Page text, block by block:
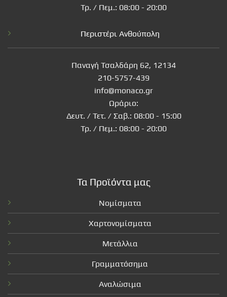
Τρ. / Πεμ.: 08:00 - 20:00
Περιστέρι Ανθούπολη
Παναγή Τσαλδάρη 62, 12134
210-5757-439
info@monaco.gr
Ωράριο:
Δευτ. / Τετ. / Σαβ.: 08:00 - 15:00
Τρ. / Πεμ.: 08:00 - 20:00
Τα Προϊόντα μας
Νομίσματα
Χαρτονομίσματα
Μετάλλια
Γραμματόσημα
Αναλώσιμα